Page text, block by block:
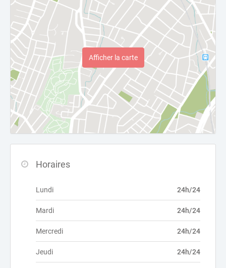
Afficher la carte
Horaires
Lundi 24h/24
Mardi 24h/24
Mercredi 24h/24
Jeudi 24h/24